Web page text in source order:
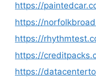
https://
https://
https://
https://
https://